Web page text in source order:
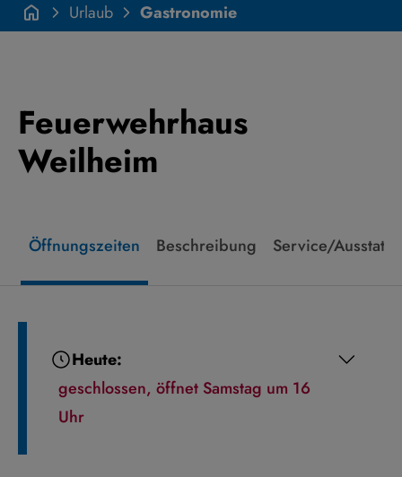
Gastronomie
Urlaub
Feuerwehrhaus
Weilheim
Öffnungszeiten Beschreibung Service/
Heute:
geschlossen, öffnet Samstag um 16
Uhr